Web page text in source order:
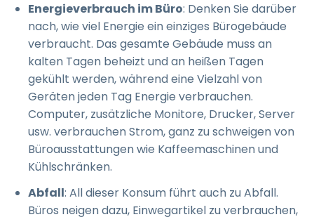
Energieverbrauch im Büro: Denken Sie darüber
nach, wie viel Energie ein einziges Bürogebäude
verbraucht. Das gesamte Gebäude muss an
kalten Tagen beheizt und an heißen Tagen
gekühlt werden, während eine Vielzahl von
Geräten jeden Tag Energie verbrauchen.
Computer, zusätzliche Monitore, Drucker, Server
usw. verbrauchen Strom, ganz zu schweigen von
Büroausstattungen wie Kaffeemaschinen und
Kühlschränken.
Abfall: All dieser Konsum führt auch zu Abfall.
Büros neigen dazu, Einwegartikel zu verbrauchen,